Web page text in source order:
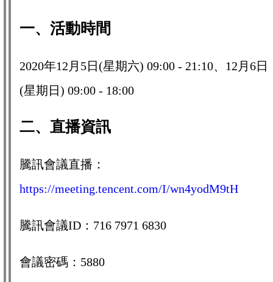
一、活動時間
2020年12月5日(星期六) 09:00 - 21:10、12月6日
(星期日) 09:00 - 18:00
二、直播資訊
騰訊會議直播：
https://meeting.tencent.com/I/wn4yodM9tH
騰訊會議ID：716 7971 6830
會議密碼：5880